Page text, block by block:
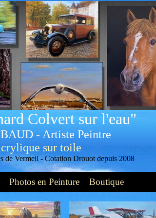
Colvert sur l'eau"
- Artiste Peintre
sur toile
de Vermeil - Cotation Drouot depuis 2008
Photos en Peinture Boutique